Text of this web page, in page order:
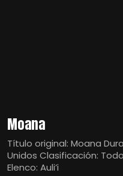
Moana
Título original: Moana
Unidos Clasificación:
Elenco: Auli’i